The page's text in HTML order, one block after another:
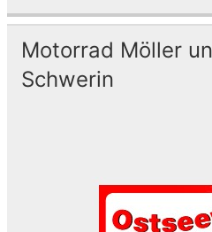
Motorrad Möller
Schwerin